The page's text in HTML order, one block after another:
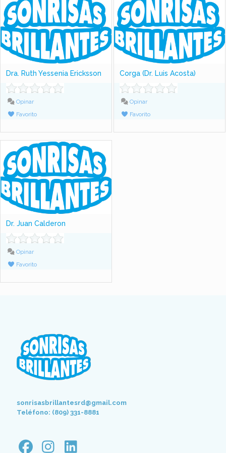
Dra. Ruth Yessenia Ericksson
Opinar
Favorito
Corga (Dr. Luis Acosta)
Opinar
Favorito
Dr. Juan Calderon
Opinar
Favorito
sonrisasbrillantesrd@gmail.com
Teléfono: (809) 331-8881